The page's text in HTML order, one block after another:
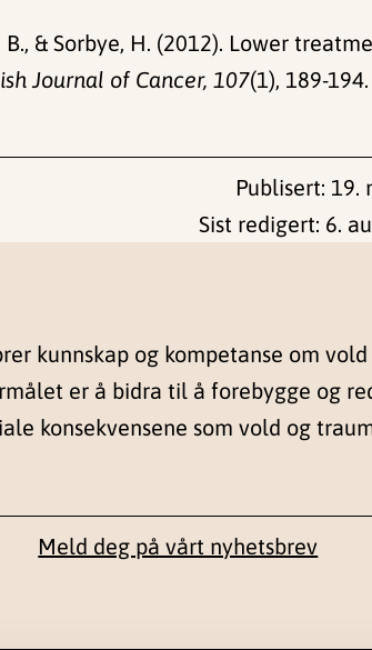
B., & Sorbye, H. (2012). Lower
Journal of Cancer, 107(1), 189-194.
Publisert: 19.
Sist redigert: 6.
kunnskap og kompetanse om
er å bidra til å forebygge og
konsekvensene som vold og
Meld deg på vårt nyhetsbrev